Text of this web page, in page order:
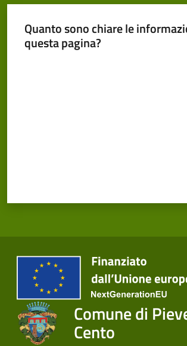
di
Cento
Menu selezionato
Quanto sono chiare le
questa pagina?
Comune di
Cento